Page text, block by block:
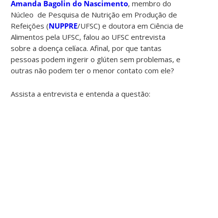
Amanda Bagolin do Nascimento, membro do
Núcleo de Pesquisa de Nutrição em Produção de
Refeições (NUPPRE/UFSC) e doutora em Ciência de
Alimentos pela UFSC, falou ao UFSC entrevista
sobre a doença celíaca. Afinal, por que tantas
pessoas podem ingerir o glúten sem problemas, e
outras não podem ter o menor contato com ele?
Assista a entrevista e entenda a questão: